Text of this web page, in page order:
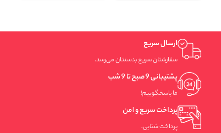
ارسال سریع
سفارشتان سریع بدستتان می‌رسد.
پشتیبانی 9 صبح تا 9 شب
ما پاسخگوییم!
پرداخت سریع و امن
پرداخت شتابی.